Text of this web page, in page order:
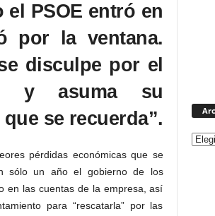
el PSOE entró en
por la ventana.
disculpe por el
y asuma su
se recuerda”.
pérdidas económicas que se
sólo un año el gobierno de los
en las cuentas de la empresa, así
para “rescatarla” por las